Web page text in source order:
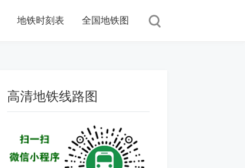
地铁时刻表 全国地铁图
高清地铁线路图